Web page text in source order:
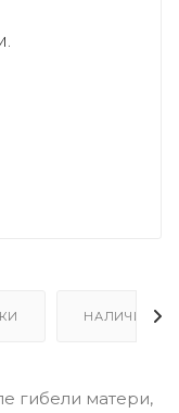
НАЛИЧИЕ
гибели матери,